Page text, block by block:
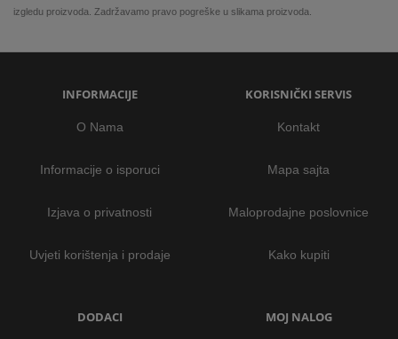
izgledu proizvoda. Zadržavamo pravo pogreške u slikama proizvoda.
INFORMACIJE
O Nama
Informacije o isporuci
Izjava o privatnosti
Uvjeti korištenja i prodaje
KORISNIČKI SERVIS
Kontakt
Mapa sajta
Maloprodajne poslovnice
Kako kupiti
DODACI MOJ NALOG